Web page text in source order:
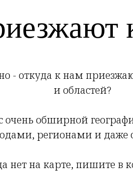
- откуда к нам
и областей?
очень обширной
регионами и даже
нет на карте, пишите